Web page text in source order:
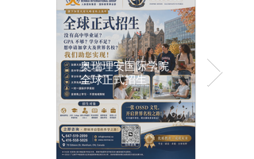
奥瑞理安国际学院
全球正式招生